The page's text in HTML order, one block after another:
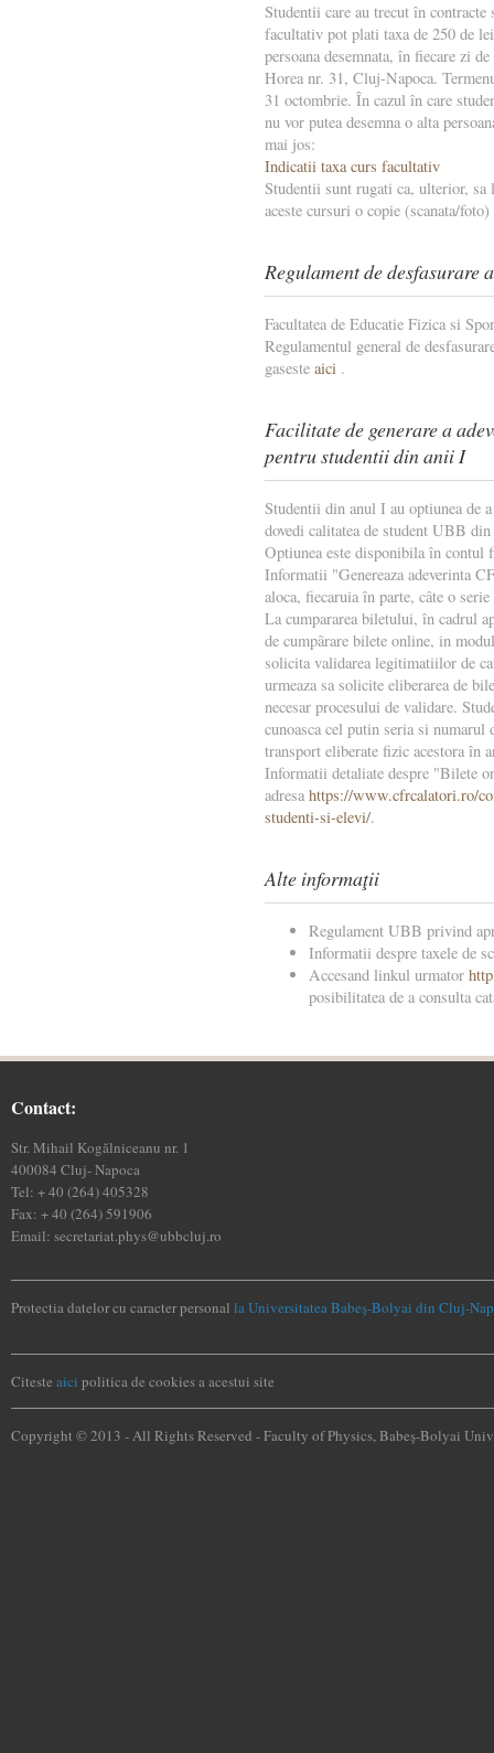
Studentii care au trecut în
facultativ pot plati taxa de 250 de
persoana desemnata, în fiecare zi
Horea nr. 31, Cluj-Napoca.
31 octombrie. În cazul în care
nu vor putea desemna o alta
mai jos:
Indicatii taxa curs facultativ
Studentii sunt rugati ca, ulterior, sa
aceste cursuri o copie (scanata/
Regulament de desfasurare
Facultatea de Educatie Fizica si
Regulamentul general de
gaseste aici .
Facilitate de generare a
pentru studentii din anii I
Studentii din anul I au optiunea de
dovedi calitatea de student UBB
Optiunea este disponibila în contul
Informatii "Genereaza adeverinta
aloca, fiecaruia în parte, câte o
La cumpararea biletului, în cadrul
de cumpãrare bilete online, in
solicita validarea legitimatiilor de
urmeaza sa solicite eliberarea de
necesar procesului de validare.
cunoasca cel putin seria si numarul
transport eliberate fizic acestora în
Informatii detaliate despre "Bilete
adresa https://www.cfrcalatori.ro/
studenti-si-elevi/.
Alte informaţii
Regulament UBB privind
Informatii despre taxele de
Accesand linkul urmator
posibilitatea de a consulta
Contact:
Str. Mihail Kogălniceanu nr. 1
400084 Cluj- Napoca
Tel: + 40 (264) 405328
Fax: + 40 (264) 591906
Email: secretariat.phys@ubbcluj.ro
Protectia datelor cu caracter personal la Universitatea Babeş-Bolyai din Cluj-
Citeste aici politica de cookies a acestui site
Copyright © 2013 - All Rights Reserved -Faculty of Physics, Babeş-Bolyai